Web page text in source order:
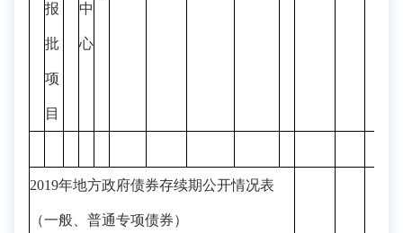
报
批
项
目
中
心
2019年地方政府债券存续期公开情况表
（一般、普通专项债券）